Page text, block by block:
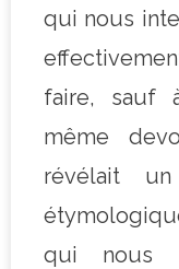
qui nous
faire, sauf
même
révélait
qui nous